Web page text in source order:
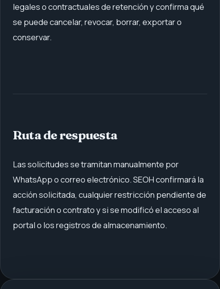
legales o contractuales de retención y confirma qué
se puede cancelar, revocar, borrar, exportar o
conservar.
Ruta de respuesta
Las solicitudes se tramitan manualmente por
WhatsApp o correo electrónico. SEOH confirmará la
acción solicitada, cualquier restricción pendiente de
facturación o contrato y si se modificó el acceso al
portal o los registros de almacenamiento.